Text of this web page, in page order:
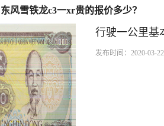
东风雪铁龙c3一xr贵的报价多少？
行驶一公里基
发布时间：2020-03-